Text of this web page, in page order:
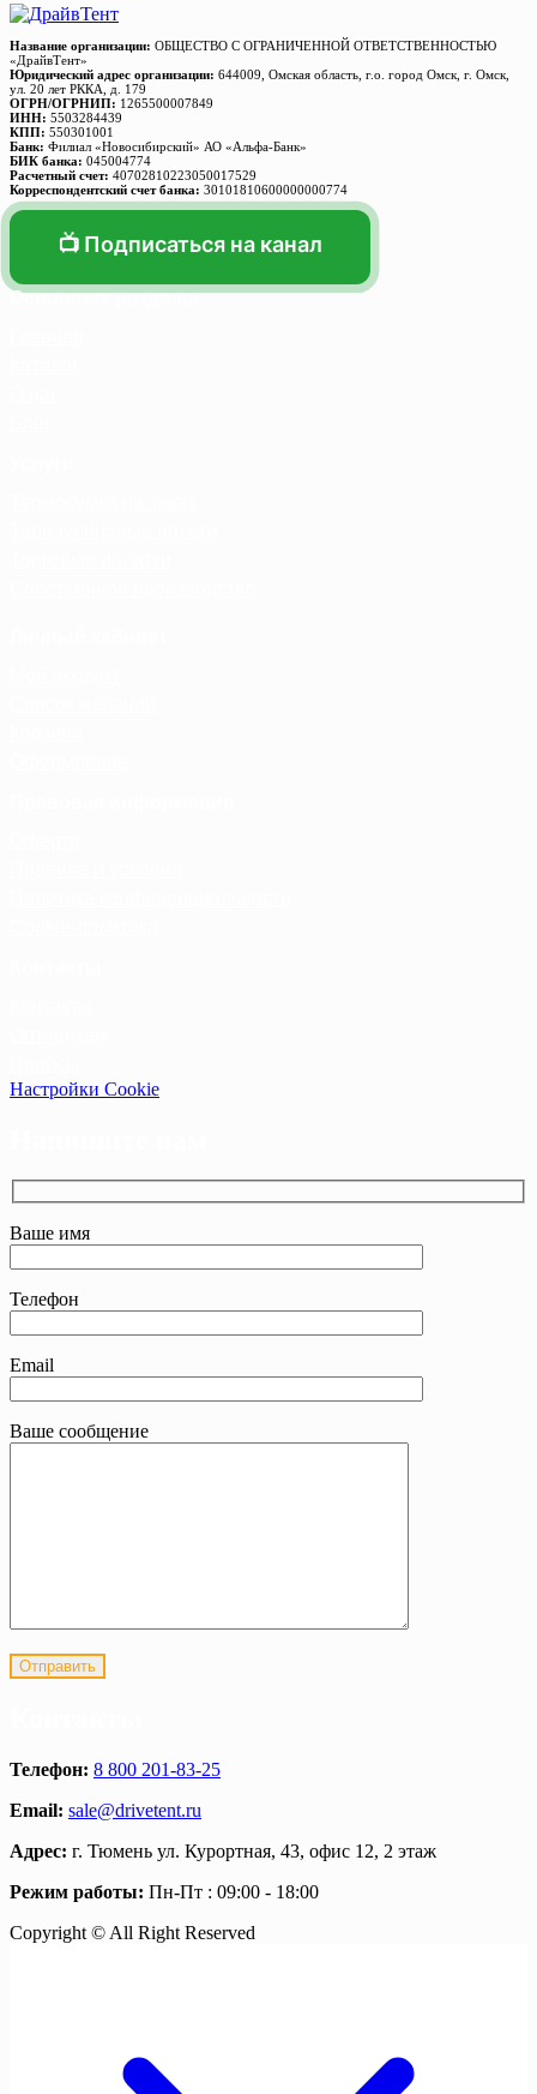
Название организации: ОБЩЕСТВО С ОГРАНИЧЕННОЙ ОТВЕТСТВЕННОСТЬЮ
«ДрайвТент»
Юридический адрес организации: 644009, Омская область, г.о. город Омск, г. Омск,
ул. 20 лет РККА, д. 179
ОГРН/ОГРНИП: 1265500007849
ИНН: 5503284439
КПП: 550301001
Банк: Филиал «Новосибирский» АО «Альфа-Банк»
БИК банка: 045004774
Расчетный счет: 40702810223050017529
Корреспондентский счет банка: 30101810600000000774
📺 Подписаться на канал
Основные разделы
Настройки Cookie
Ваше имя
Телефон
Email
Ваше сообщение
Телефон: 8 800 201-83-25
Email: sale@drivetent.ru
Адрес: г. Тюмень ул. Курортная, 43, офис 12, 2 этаж
Режим работы: Пн-Пт : 09:00 - 18:00
Copyright © All Right Reserved